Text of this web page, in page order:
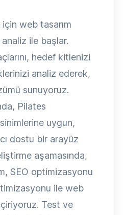
web tasarım
ile başlar.
hedef kitlenizi
analiz ederek,
sunuyoruz.
Pilates
uygun,
dostu bir arayüz
aşamasında,
SEO optimizasyonu
ile web
Test ve